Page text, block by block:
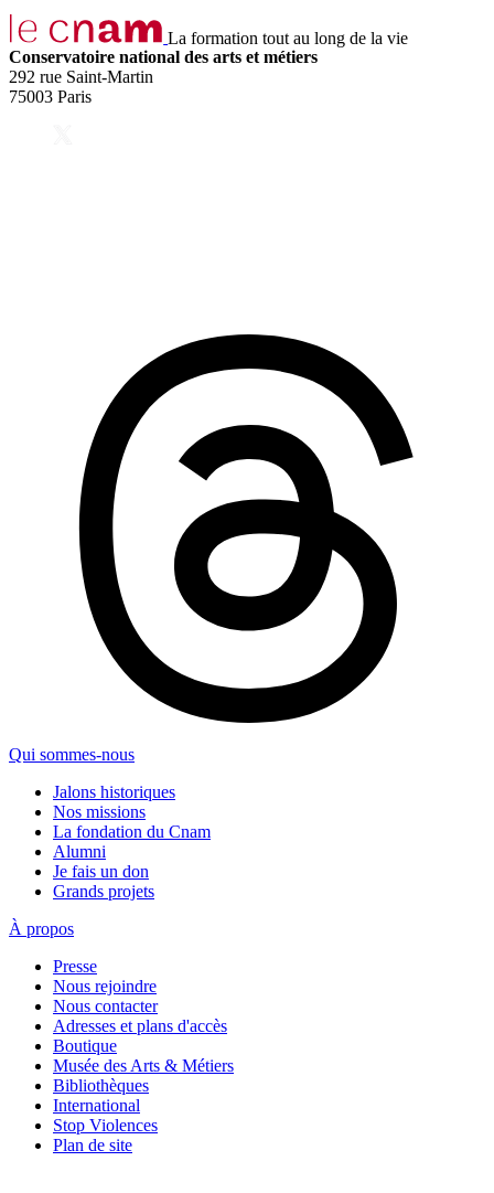
La formation tout au long de la vie
Conservatoire national des arts et métiers
292 rue Saint-Martin
75003 Paris
Qui sommes-nous
Jalons historiques
Nos missions
La fondation du Cnam
Alumni
Je fais un don
Grands projets
À propos
Presse
Nous rejoindre
Nous contacter
Adresses et plans d'accès
Boutique
Musée des Arts & Métiers
Bibliothèques
International
Stop Violences
Plan de site